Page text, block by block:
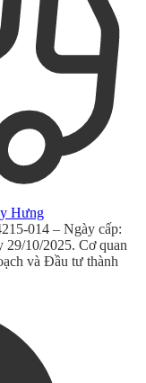
Hưng
014 – Ngày cấp:
29/10/2025. Cơ quan
và Đầu tư thành